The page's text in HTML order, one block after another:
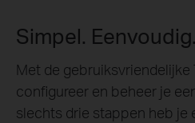
Simpel.
Met de
configureer en beheer je
slechts drie stappen heb je